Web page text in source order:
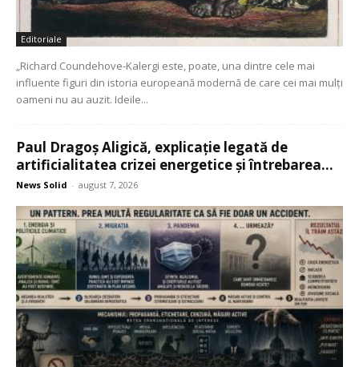
Editoriale
„Richard Coundehove-Kalergi este, poate, una dintre cele mai
influente figuri din istoria europeană modernă de care cei mai mulți
oameni nu au auzit. Ideile...
Paul Dragoș Aligică, explicație legată de
artificialitatea crizei energetice și întrebarea...
News Solid - august 7, 2026